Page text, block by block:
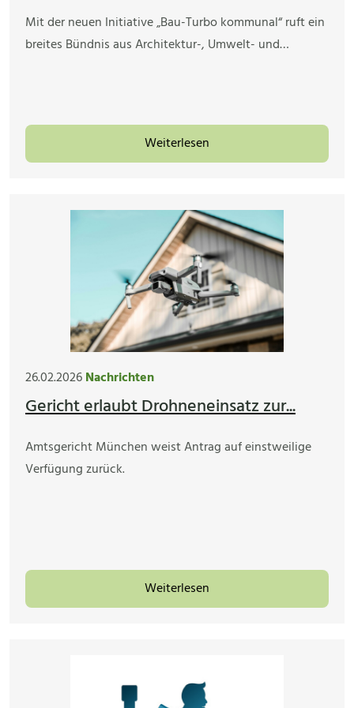
Mit der neuen Initiative „Bau-Turbo kommunal“ ruft ein
breites Bündnis aus Architektur-, Umwelt- und…
Weiterlesen
26.02.2026Nachrichten
Gericht erlaubt Drohneneinsatz zur...
Amtsgericht München weist Antrag auf einstweilige
Verfügung zurück.
Weiterlesen